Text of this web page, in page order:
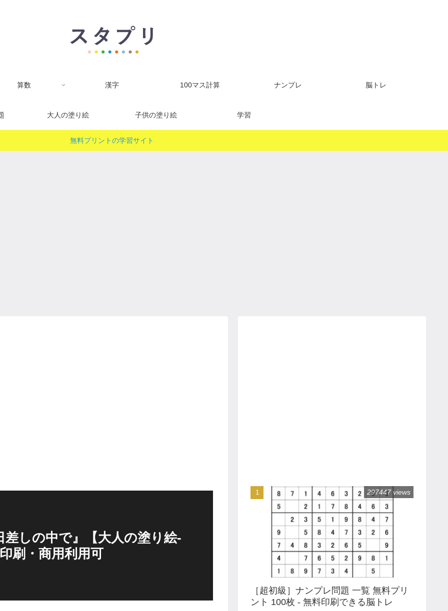
算数 漢字 100マス計算 ナンプレ 脳トレ
大人の塗り絵 子供の塗り絵 学習
無料プリントの学習サイト
しの中で』【大人の塗り絵-
刷・商用利用可
［超初級］ナンプレ問題 一覧 無料プリ
ント 100枚 - 無料印刷できる脳トレ
297447 views